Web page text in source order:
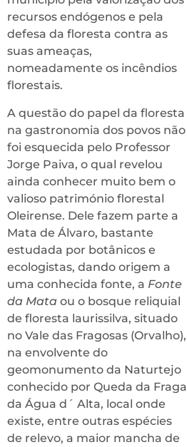
recursos endógenos e pela
defesa da floresta contra as
suas ameaças,
nomeadamente os incêndios
florestais.
A questão do papel da floresta
na gastronomia dos povos não
foi esquecida pelo Professor
Jorge Paiva, o qual revelou
ainda conhecer muito bem o
valioso património florestal
Oleirense. Dele fazem parte a
Mata de Álvaro, bastante
estudada por botânicos e
ecologistas, dando origem a
uma conhecida fonte, a Fonte
da Mata ou o bosque reliquial
de floresta laurissilva, situado
no Vale das Fragosas (Orvalho),
na envolvente do
geomonumento da Naturtejo
conhecido por Queda da Fraga
da Água d´ Alta, local onde
existe, entre outras espécies
de relevo, a maior mancha de